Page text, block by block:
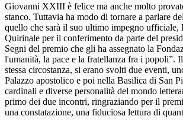
Giovanni XXIII è felice ma anche molto
stanco. Tuttavia ha modo di tornare a parlare
quello che sarà il suo ultimo impegno ufficiale,
Quirinale per il conferimento da parte del
Segni del premio che gli ha assegnato la
l'umanità, la pace e la fratellanza fra i popoli”.
stessa circostanza, si erano svolti due eventi,
Palazzo apostolico e poi nella Basilica di San
cardinali e diverse personalità del mondo
primo dei due incontri, ringraziando per il
una constatazione, una fiduciosa lettura di